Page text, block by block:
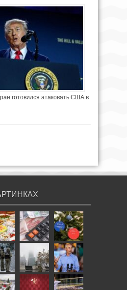
готовился атаковать США в